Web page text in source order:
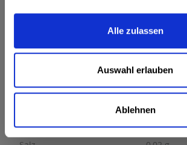
Alle zulassen
Auswahl erlauben
Ablehnen
15 kcal / 62
Fett
0 g
davon gesättigte Fettsäuren
0 g
Kohlenhydrate
3,2 g
3,2 g
Eiweiß
0 g